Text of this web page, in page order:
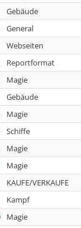
Gebäude
General
Webseiten
Reportformat
Magie
Gebäude
Magie
Schiffe
Magie
Magie
KAUFE/VERKAUFE
Kampf
Magie